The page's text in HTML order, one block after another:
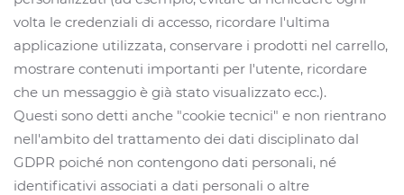
volta le credenziali di accesso, ricordare l'ultima
applicazione utilizzata, conservare i prodotti nel carrello,
mostrare contenuti importanti per l'utente, ricordare
che un messaggio è già stato visualizzato ecc.).
Questi sono detti anche "cookie tecnici" e non rientrano
nell'ambito del trattamento dei dati disciplinato dal
GDPR poiché non contengono dati personali, né
identificativi associati a dati personali o altre